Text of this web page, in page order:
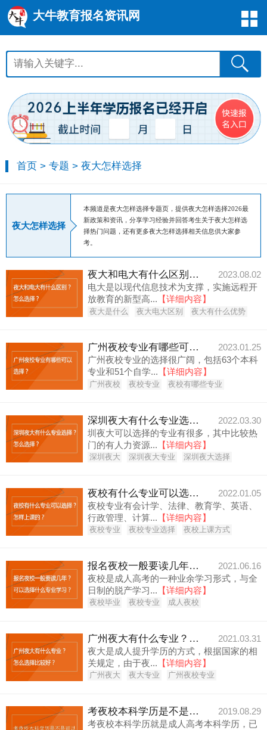
大牛教育报名资讯网
首页 >专题 >夜大怎样选择
夜大怎样选择
本频道是夜大怎样选择专题页，提供夜大怎样选择2026最
新政策和资讯，分享学习经验并回答考生关于夜大怎样选
择热门问题，还有更多夜大怎样选择相关信息供大家参
考。
夜大和电大有什么区别？怎么选择？
2023.08.02
电大是以现代信息技术为支撑，实施远程开
放教育的新型高... 【详细内容】
夜大是什么 夜大电大区别 夜大有什么优势
广州夜校专业有哪些可以选择？
2023.01.25
广州夜校专业的选择很广阔，包括63个本科
专业和51个自学... 【详细内容】
广州夜校 夜校专业 夜校有哪些专业
深圳夜大有什么专业选择？怎么选择？
2022.03.30
圳夜大可以选择的专业有很多，其中比较热
门的有人力资源... 【详细内容】
深圳夜大 深圳夜大专业 深圳夜大选择
夜校有什么专业可以选择？怎样上课的？
2022.01.05
夜校专业有会计学、法律、教育学、英语、
行政管理、计算... 【详细内容】
夜校专业 夜校专业选择 夜校上课方式
报名夜校一般要读几年？可以选择什么专业学习？
2021.06.16
夜校是成人高考的一种业余学习形式，与全
日制的脱产学习... 【详细内容】
夜校毕业 夜校专业 成人夜校
广州夜大有什么专业？怎么选择比较好？
2021.03.31
夜大是成人提升学历的方式，根据国家的相
关规定，由于夜... 【详细内容】
广州夜大 夜大专业 广州夜校专业
考夜校本科学历是不是可以选择其他学习方式？
2019.08.29
考夜校本科学历就是成人高考本科学历，已